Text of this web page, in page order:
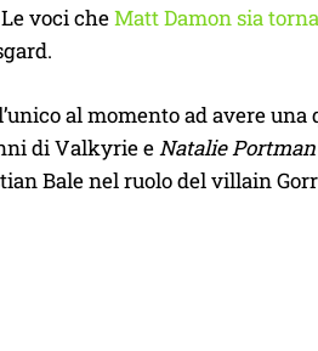
voci cheMatt Damon sia
al momento ad avere una
di Valkyrie eNatalie Portman
Bale nel ruolo del villain